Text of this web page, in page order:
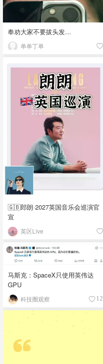
奉劝大家不要拔头发…
单单丁单
🇬🇧郎朗·2027英国音乐会巡演官
宣
英区Live
马斯克：SpaceX只使用英伟达
GPU
科技圈观察 12